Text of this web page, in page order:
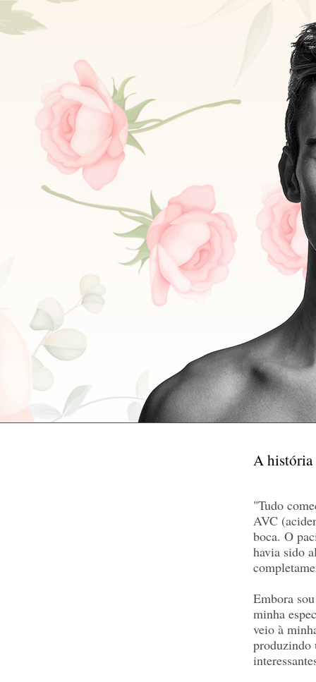
"Tudo
AVC
boca. O
havia sido
Embora
minha
veio à
produzindo
A história